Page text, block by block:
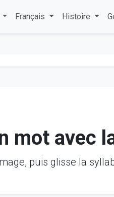
Français Histoire
mot avec
puis glisse la